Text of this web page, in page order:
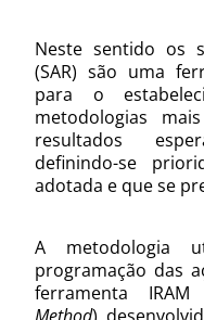
Neste sentido os
(SAR) são uma
para o
metodologias
resultados
definindo-se
adotada e que se
A metodologia
programação das
ferramenta
Method)